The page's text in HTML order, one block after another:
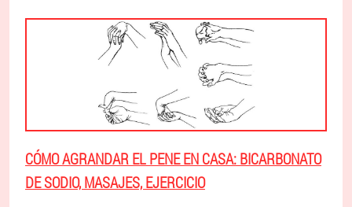
CÓMO AGRANDAR EL PENE EN CASA: BICARBONATO
DE SODIO, MASAJES, EJERCICIO